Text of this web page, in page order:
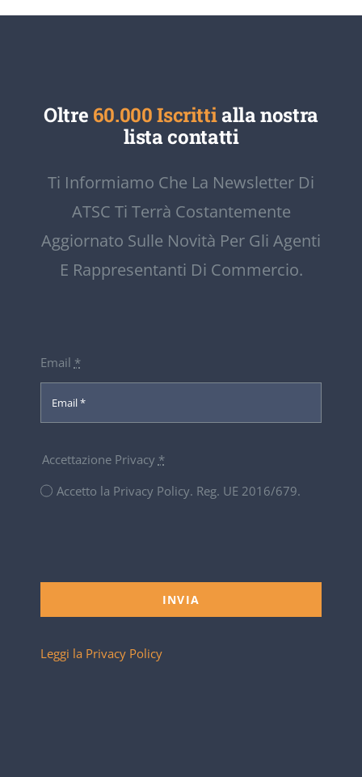
Oltre 60.000 Iscrittialla nostra
lista contatti
Ti Informiamo Che La Newsletter Di
ATSC Ti Terrà Costantemente
Aggiornato Sulle Novità Per Gli Agenti
E Rappresentanti Di Commercio.
Email *
Accettazione Privacy *
Accetto la Privacy Policy. Reg. UE 2016/679.
INVIA
Leggi la Privacy Policy